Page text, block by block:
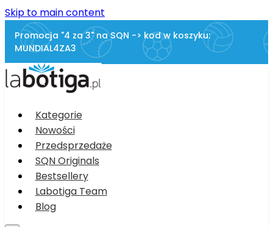
Skip to main content
Promocja "4 za 3" na SQN -> kod w koszyku:
MUNDIAL4ZA3
Kategorie
Nowości
Przedsprzedaże
SQN Originals
Bestsellery
Labotiga Team
Blog